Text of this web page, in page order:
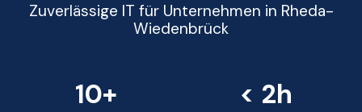
Zuverlässige IT für Unternehmen in Rheda-
Wiedenbrück
10+ < 2h